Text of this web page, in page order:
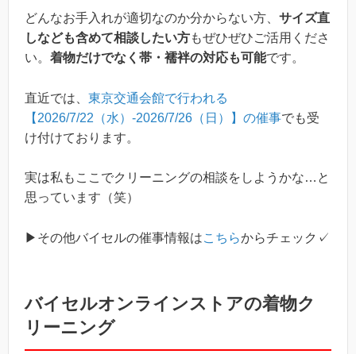
どんなお手入れが適切なのか分からない方、 サイズ直
しなども含めて相談したい方もぜひぜひご活用くださ
い。 着物だけでなく帯・襦袢の対応も可能です。
直近では、 東京交通会館で行われる
【2026/7/22（水）-2026/7/26（日）】の催事でも受
け付けております。
実は私もここでクリーニングの相談をしようかな…と
思っています（笑）
▶その他バイセルの催事情報はこちらからチェック✓
バイセルオンラインストアの着物ク
リーニング